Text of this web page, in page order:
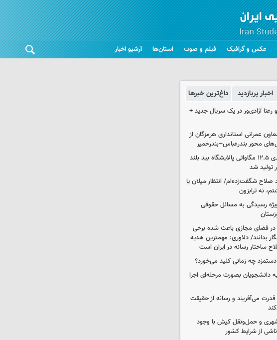
عکس و گرافیک فیلم و صوت استان‌ها آرشیو اخبار
اخبار پربازدید داغ‌ترین خبرها
آزادی‌ور در یک سریال جدید +
عمرانی استانداری هرمزگان از
محور بندرعباس–بندرخمیر
نیروگاه خورشیدی ۱۲.۵ مگاواتی پالایشگاه بید بلند
تولید شد
صلاح شگفت‌زده‌ام/ انتظار میلان یا
نه ترابزون
رسیدگی به مسائل حقوقی
فضای مجازی باعث شده برخی
بدانند/ دلاوری: مهمترین هدیه‌
ساختار رسانه در ایران است
چه زمانی کلید می‌خورد؟
دانشجویان بصورت مرحله‌ای اجرا
می‌آفریند و رسانه از حقیقت
و حمل‌ونقل کیش با وجود
از شرایط کشور